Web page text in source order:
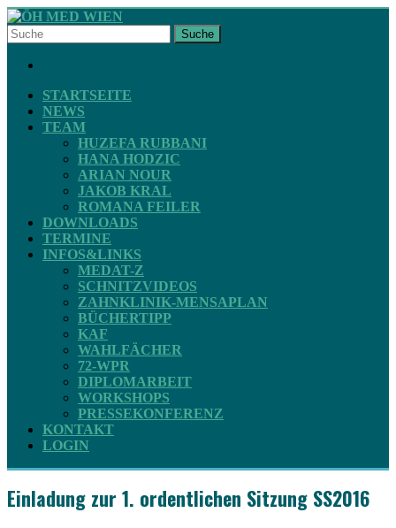
Skip
to
content
ÖH
MED
WIEN
ZAHNMEDIZIN
Suche
STARTSEITE
NEWS
TEAM
HUZEFA RUBBANI
HANA HODZIC
ARIAN NOUR
JAKOB KRAL
ROMANA FEILER
DOWNLOADS
TERMINE
INFOS&LINKS
MEDAT-Z
SCHNITZVIDEOS
ZAHNKLINIK-MENSAPLAN
BÜCHERTIPP
KAF
WAHLFÄCHER
72-WPR
DIPLOMARBEIT
WORKSHOPS
PRESSEKONFERENZ
KONTAKT
LOGIN
Einladung zur 1. ordentlichen Sitzung SS2016